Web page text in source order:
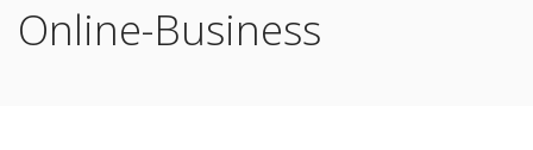
Online-Business